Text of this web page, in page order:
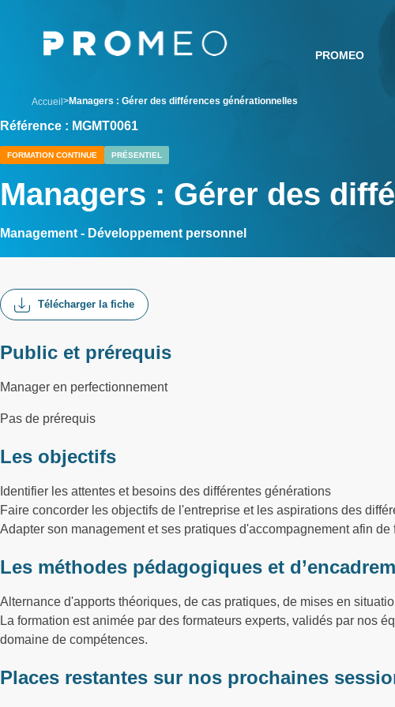
PROMEO
Accueil Managers : Gérer des différences générationnelles
Référence : MGMT0061
FORMATION CONTINUE PRÉSENTIEL
Managers : Gérer des
Management - Développement personnel
Télécharger la fiche
Public et prérequis
Manager en perfectionnement
Pas de prérequis
Les objectifs
Identifier les attentes et besoins des différentes générations
Faire concorder les objectifs de l'entreprise et les aspirations des
Adapter son management et ses pratiques d'accompagnement afin
Les méthodes pédagogiques et
Alternance d'apports théoriques, de cas pratiques, de mises en
La formation est animée par des formateurs experts, validés par nos
domaine de compétences.
Places restantes sur nos prochaines